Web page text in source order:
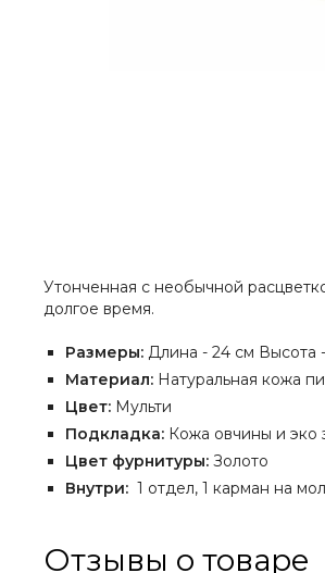
Утонченная с необычной
долгое время.
Размеры: Длина - 24 см Высота
Материал: Натуральная кожа
Цвет: Мульти
Подкладка: Кожа овчины и эко
Цвет фурнитуры: Золото
Внутри: 1 отдел, 1 карман на
Отзывы о товаре